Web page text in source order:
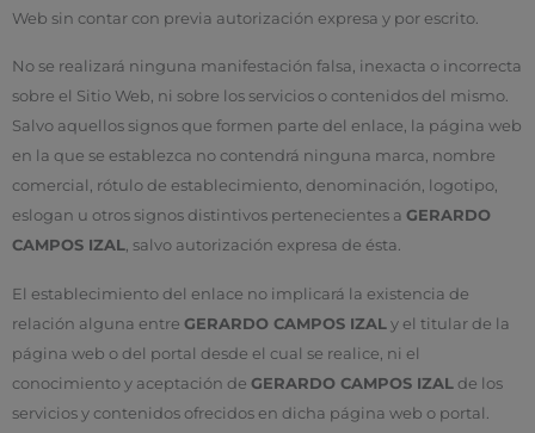
Web sin contar con previa autorización expresa y por escrito.
No se realizará ninguna manifestación falsa, inexacta o incorrecta
sobre el Sitio Web, ni sobre los servicios o contenidos del mismo.
Salvo aquellos signos que formen parte del enlace, la página web
en la que se establezca no contendrá ninguna marca, nombre
comercial, rótulo de establecimiento, denominación, logotipo,
eslogan u otros signos distintivos pertenecientes a GERARDO
CAMPOS IZAL, salvo autorización expresa de ésta.
El establecimiento del enlace no implicará la existencia de
relación alguna entre GERARDO CAMPOS IZAL y el titular de la
página web o del portal desde el cual se realice, ni el
conocimiento y aceptación de GERARDO CAMPOS IZAL de los
servicios y contenidos ofrecidos en dicha página web o portal.